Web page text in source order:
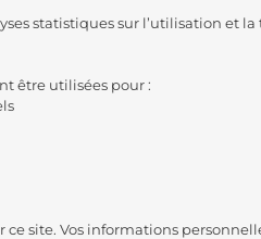
statistiques sur l’utilisation et
être utilisées pour :
site. Vos informations